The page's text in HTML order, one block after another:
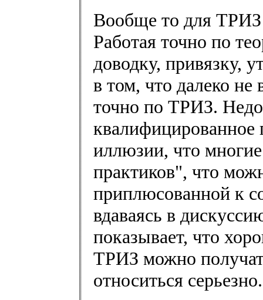
Вообще то для ТРИЗ
Работая точно по
доводку, привязку,
в том, что далеко
точно по ТРИЗ.
квалифицированное
иллюзии, что
практиков", что
приплюсованной к
вдаваясь в
показывает, что
ТРИЗ можно
относиться серьезно.